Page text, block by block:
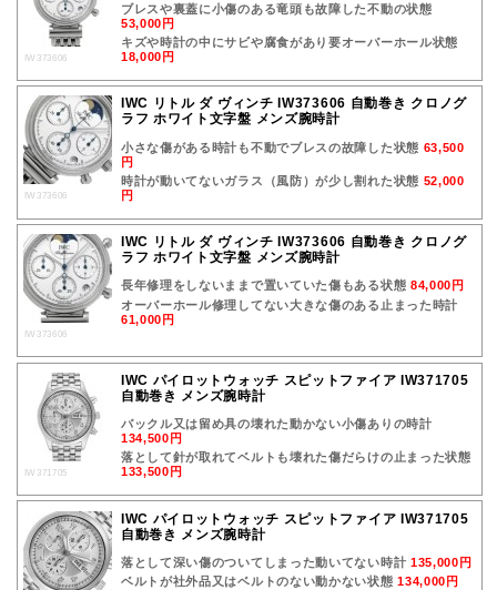
IW373606
ブレスや裏蓋に小傷のある竜頭も故障した不動の状態
53,000円
キズや時計の中にサビや腐食があり要オーバーホール状態
18,000円
IW373606
IWC リトル ダ ヴィンチ IW373606 自動巻き クロノグ
ラフ ホワイト文字盤 メンズ腕時計
小さな傷がある時計も不動でブレスの故障した状態 63,500
円
時計が動いてないガラス（風防）が少し割れた状態 52,000
円
IW373606
IWC リトル ダ ヴィンチ IW373606 自動巻き クロノグ
ラフ ホワイト文字盤 メンズ腕時計
長年修理をしないままで置いていた傷もある状態 84,000円
オーバーホール修理してない大きな傷のある止まった時計
61,000円
IW371705
IWC パイロットウォッチ スピットファイア IW371705
自動巻き メンズ腕時計
バックル又は留め具の壊れた動かない小傷ありの時計
134,500円
落として針が取れてベルトも壊れた傷だらけの止まった状態
133,500円
IWC パイロットウォッチ スピットファイア IW371705
自動巻き メンズ腕時計
落として深い傷のついてしまった動いてない時計 135,000円
ベルトが社外品又はベルトのない動かない状態134,000円